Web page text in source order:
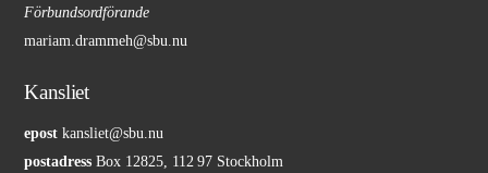
Förbundsordförande
mariam.drammeh@sbu.nu
Kansliet
epostkansliet@sbu.nu
postadress Box 12825, 112 97 Stockholm